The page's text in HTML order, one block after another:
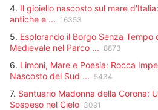
4. Il gioiello nascosto sul mare
antiche e ... 16353
5. Esplorando il Borgo Senza Tempo
Medievale nel Parco ... 8873
6. Limoni, Mare e Poesia: Rocca
Nascosto del Sud ... 5434
7. Santuario Madonna della Corona:
Sospeso nel Cielo 3091